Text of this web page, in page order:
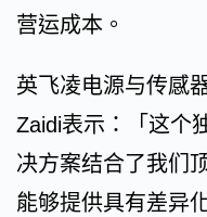
营运成本。
英飞凌电源与传感
Zaidi表示：「这个
决方案结合了我们
能够提供具有差异